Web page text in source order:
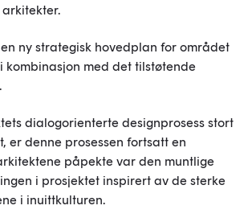
ny strategisk hovedplan for området
kombinasjon med det tilstøtende
dialogorienterte designprosess stort
er denne prosessen fortsatt en
påpekte var den muntlige
i prosjektet inspirert av de sterke
i inuittkulturen.